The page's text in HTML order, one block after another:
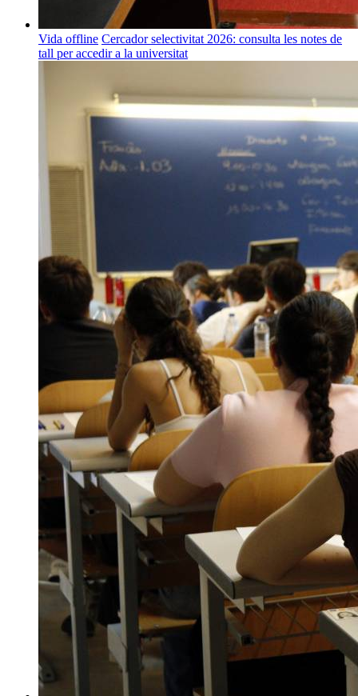
Vida offline Cercador selectivitat 2026: consulta les notes de
tall per accedir a la universitat